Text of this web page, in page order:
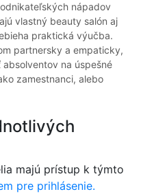
nápadov
vlastný beauty salón aj
praktická výučba.
partnersky a empaticky,
na úspešné
zamestnanci, alebo
majú prístup k týmto
pre prihlásenie.